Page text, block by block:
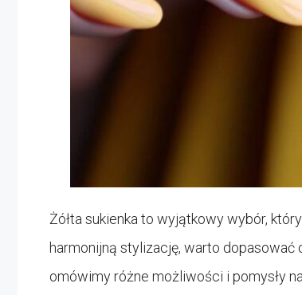
Żółta sukienka to wyjątkowy wybór,
harmonijną stylizację, warto dopasować
omówimy różne możliwości i pomysły